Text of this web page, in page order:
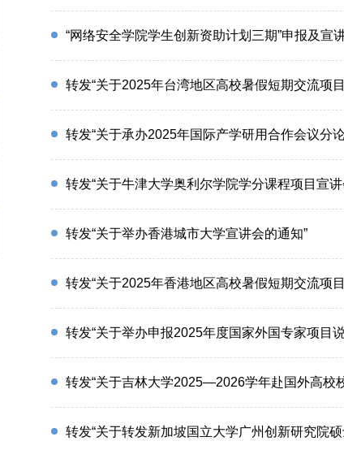
“网络安全学院学生创新资助计划三期”申报及宣
转发“关于2025年台湾地区高校暑假短期交流项
转发“关于承办2025年国际产学研用合作会议分
转发“关于牛津大学奥利尔学院学分课程项目宣讲
转发“关于举办香港城市大学宣讲会的通知”
转发“关于2025年香港地区高校暑假短期交流项
转发“关于举办申报2025年度国家外国专家项目
转发“关于吉林大学2025—2026学年赴国外高校
转发“关于转发新加坡国立大学广州创新研究院